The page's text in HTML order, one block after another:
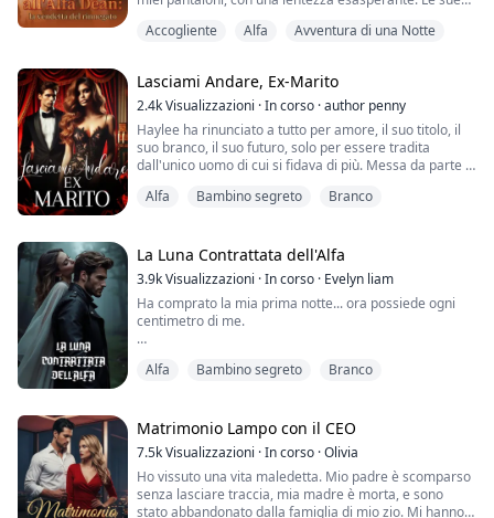
svelando i segreti che tenevo sepolti, anima e corpo.
Dean era nella stanza accanto: il mio Alfa, il mio
compagno, il padre del bambino che avevo tenuto
nascosto per sette anni. Ma ...
Accogliente Alfa Avventura di una Notte
Lasciami Andare, Ex-Marito
2.4kVisualizzazioni ·In corso ·author penny
Haylee ha rinunciato a tutto per amore, il suo titolo, il
suo branco, il suo futuro, solo per essere tradita
dall'unico uomo di cui si fidava di più. Messa da parte e
crescere i suoi figli lontano dalle bugie e dal dolore. Ma
Cinque anni dopo, il mondo di Alpha Aiden Fenrir sta
crollando, e l'unica che pu...
Alfa Bambino segreto Branco
La Luna Contrattata dell'Alfa
3.9kVisualizzazioni ·In corso · Evelyn liam
Ha comprato la mia prima notte... ora possiede ogni
centimetro di me.
Una notte nel letto di Alpha Damien, un uomo la cui
voce trasuda comando, i cui occhi mi spogliano, e il cui
tocco mi fa desiderare in luoghi che non sapevo
potessero bruciare.
Alfa Bambino segreto Branco
Matrimonio Lampo con il CEO
7.5kVisualizzazioni ·In corso ·Olivia
Ho vissuto una vita maledetta. Mio padre è scomparso
senza lasciare traccia, mia madre è morta, e sono
stato abbandonato dalla famiglia di mio zio. Mi hanno